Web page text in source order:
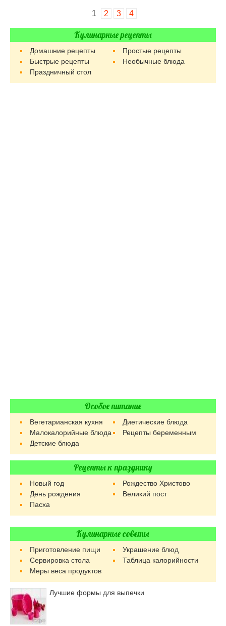
1 2 3 4
Кулинарные рецепты
Домашние рецепты
Простые рецепты
Быстрые рецепты
Необычные блюда
Праздничный стол
Особое питание
Вегетарианская кухня
Диетические блюда
Малокалорийные блюда
Рецепты беременным
Детские блюда
Рецепты к празднику
Новый год
Рождество Христово
День рождения
Великий пост
Пасха
Кулинарные советы
Приготовление пищи
Украшение блюд
Сервировка стола
Таблица калорийности
Меры веса продуктов
Лучшие формы для выпечки